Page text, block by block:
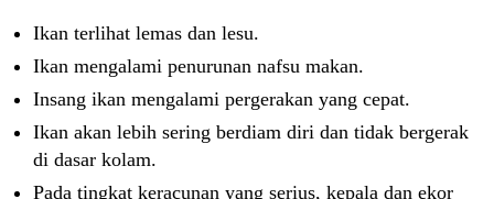
Ikan terlihat lemas dan lesu.
Ikan mengalami penurunan nafsu makan.
Insang ikan mengalami pergerakan yang cepat.
Ikan akan lebih sering berdiam diri dan tidak bergerak
di dasar kolam.
Pada tingkat keracunan yang serius, kepala dan ekor